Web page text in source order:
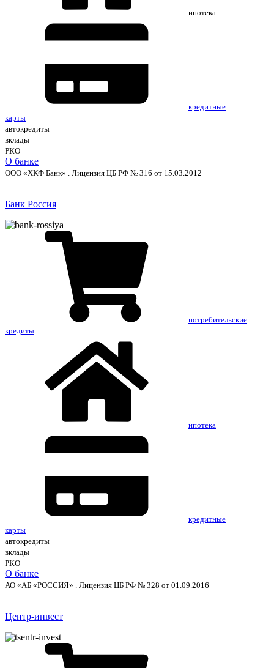
ипотека
кредитные
карты
автокредиты
вклады
РКО
О банке
ООО «ХКФ Банк» . Лицензия ЦБ РФ № 316 от 15.03.2012
Банк Россия
потребительские
кредиты
ипотека
кредитные
карты
автокредиты
вклады
РКО
О банке
АО «АБ «РОССИЯ» . Лицензия ЦБ РФ № 328 от 01.09.2016
Центр-инвест